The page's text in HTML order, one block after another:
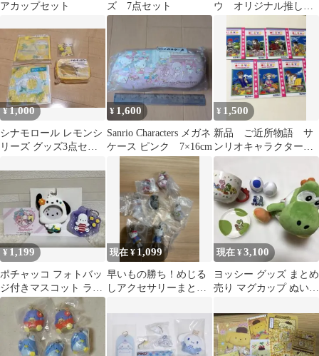
アカップセット
ズ 7点セット
ウ オリジナル推し
ター大賞
¥1,000
シナモロール レモンシ
リーズ グッズ3点セッ
¥ 1,600
Sanrio Characters メガネ
ケース ピンク 7×16cm
¥ 1,500
新品 ご近所物語 サ
ンリオキャラクター
ズ ポストカード コ
ンプリート 購入特典
¥1,199
ポチャッコ フォトバッ
ジ付きマスコット ラバ
マスグミ7 サンリオ
現在 ¥ 1,099
早いもの勝ち！めじる
しアクセサリーまとめ
ル等7点セット
現在 ¥3,100
ヨッシー グッズ まとめ
売り マグカップ ぬいぐ
リー